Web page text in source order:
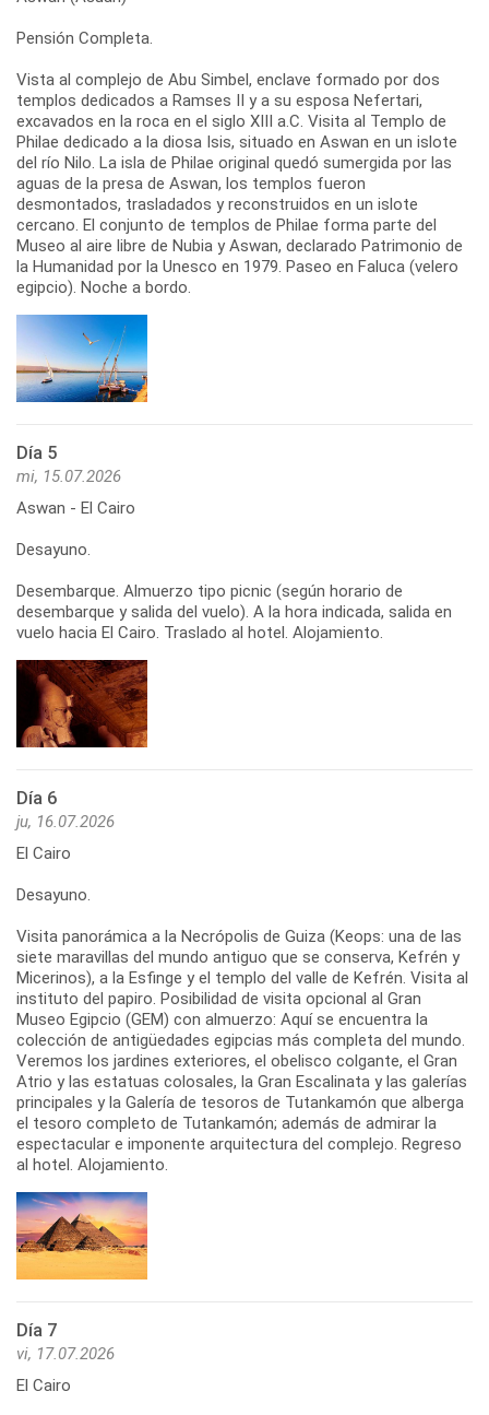
Pensión Completa.
Vista al complejo de Abu Simbel, enclave formado por dos
templos dedicados a Ramses II y a su esposa Nefertari,
excavados en la roca en el siglo XIII a.C. Visita al Templo de
Philae dedicado a la diosa Isis, situado en Aswan en un islote
del río Nilo. La isla de Philae original quedó sumergida por las
aguas de la presa de Aswan, los templos fueron
desmontados, trasladados y reconstruidos en un islote
cercano. El conjunto de templos de Philae forma parte del
Museo al aire libre de Nubia y Aswan, declarado Patrimonio de
la Humanidad por la Unesco en 1979. Paseo en Faluca (velero
egipcio). Noche a bordo.
Día 5
mi, 15.07.2026
Aswan - El Cairo
Desayuno.
Desembarque. Almuerzo tipo picnic (según horario de
desembarque y salida del vuelo). A la hora indicada, salida en
vuelo hacia El Cairo. Traslado al hotel. Alojamiento.
Día 6
ju, 16.07.2026
El Cairo
Desayuno.
Visita panorámica a la Necrópolis de Guiza (Keops: una de las
siete maravillas del mundo antiguo que se conserva, Kefrén y
Micerinos), a la Esfinge y el templo del valle de Kefrén. Visita al
instituto del papiro. Posibilidad de visita opcional al Gran
Museo Egipcio (GEM) con almuerzo: Aquí se encuentra la
colección de antigüedades egipcias más completa del mundo.
Veremos los jardines exteriores, el obelisco colgante, el Gran
Atrio y las estatuas colosales, la Gran Escalinata y las galerías
principales y la Galería de tesoros de Tutankamón que alberga
el tesoro completo de Tutankamón; además de admirar la
espectacular e imponente arquitectura del complejo. Regreso
al hotel. Alojamiento.
Día 7
vi, 17.07.2026
El Cairo